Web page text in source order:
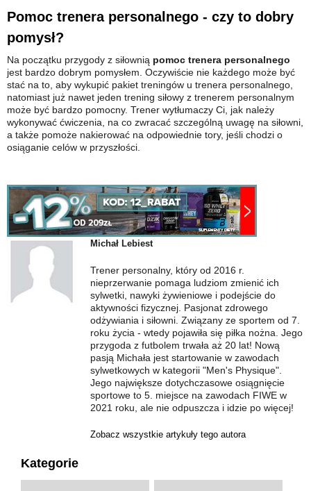
Kategorie
Pomoc trenera personalnego - czy to dobry
pomysł?
Na początku przygody z siłownią pomoc trenera personalnego
jest bardzo dobrym pomysłem. Oczywiście nie każdego może być
stać na to, aby wykupić pakiet treningów u trenera personalnego,
natomiast już nawet jeden trening siłowy z trenerem personalnym
może być bardzo pomocny. Trener wytłumaczy Ci, jak należy
wykonywać ćwiczenia, na co zwracać szczególną uwagę na siłowni,
a także pomoże nakierować na odpowiednie tory, jeśli chodzi o
osiąganie celów w przyszłości.
Michał Lebiest
Trener personalny, który od 2016 r.
nieprzerwanie pomaga ludziom zmienić ich
sylwetki, nawyki żywieniowe i podejście do
aktywności fizycznej. Pasjonat zdrowego
odżywiania i siłowni. Związany ze sportem od 7.
roku życia - wtedy pojawiła się piłka nożna. Jego
przygoda z futbolem trwała aż 20 lat! Nową
pasją Michała jest startowanie w zawodach
sylwetkowych w kategorii "Men's Physique".
Jego największe dotychczasowe osiągnięcie
sportowe to 5. miejsce na zawodach FIWE w
2021 roku, ale nie odpuszcza i idzie po więcej!
Zobacz wszystkie artykuły tego autora